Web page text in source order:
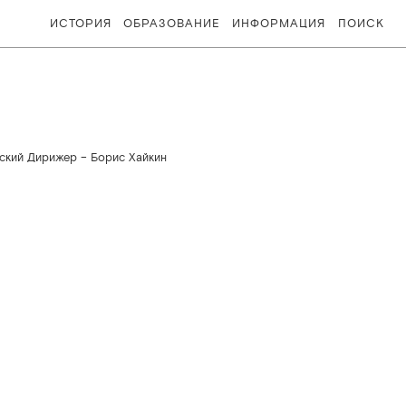
ИСТОРИЯ ОБРАЗОВАНИЕ ИНФОРМАЦИЯ ПОИСК